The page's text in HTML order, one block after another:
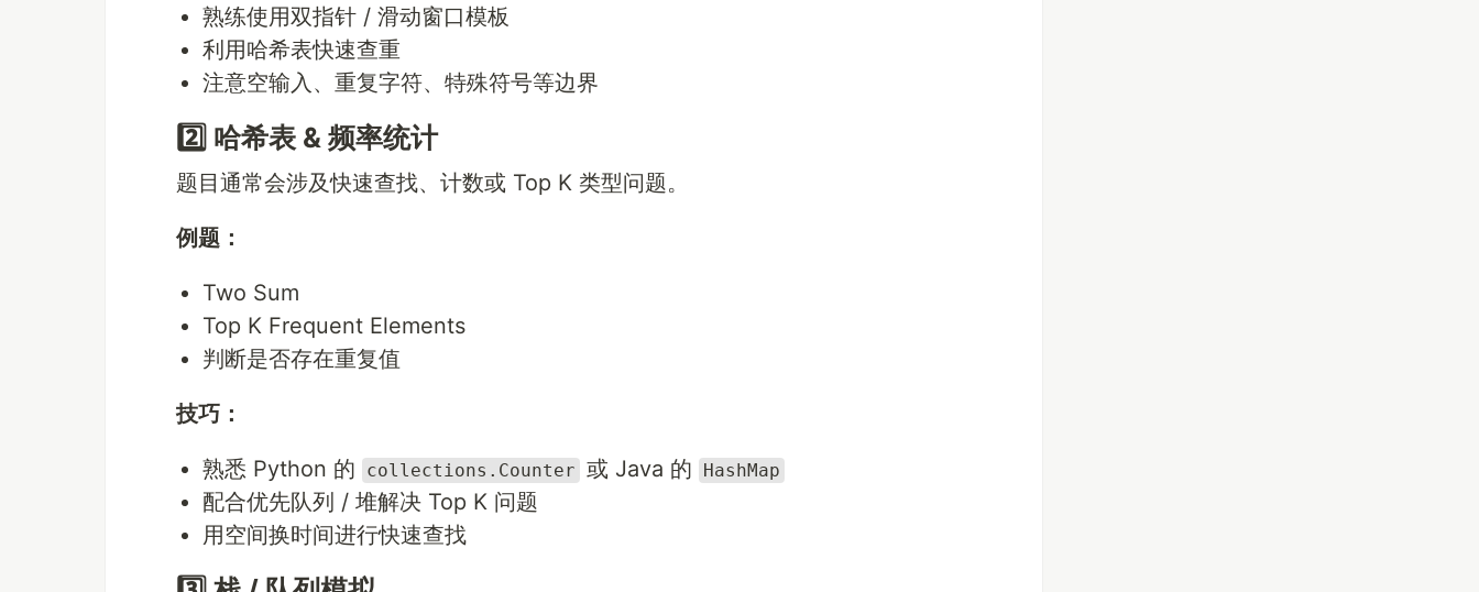
熟练使用双指针 / 滑动窗口模板
利用哈希表快速查重
注意空输入、重复字符、特殊符号等边界
2️⃣ 哈希表 & 频率统计
题目通常会涉及快速查找、计数或 Top K 类型问题。
例题：
Two Sum
Top K Frequent Elements
判断是否存在重复值
技巧：
熟悉 Python 的 collections.Counter 或 Java 的 HashMap
配合优先队列 / 堆解决 Top K 问题
用空间换时间进行快速查找